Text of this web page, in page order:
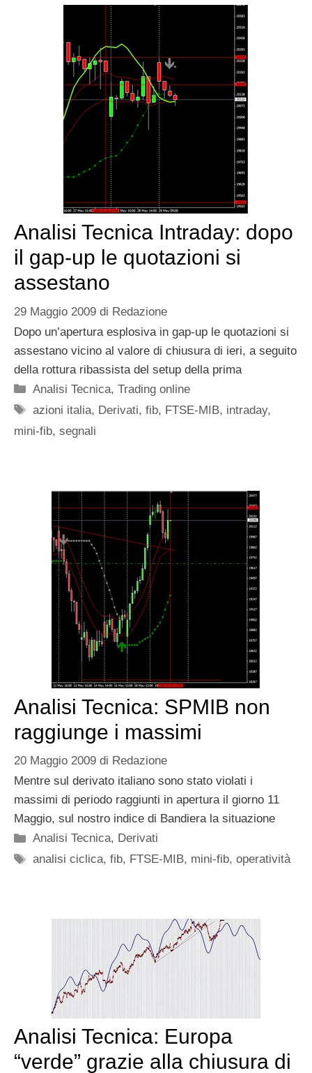
Analisi Tecnica Intraday: dopo
il gap-up le quotazioni si
assestano
29 Maggio 2009 di Redazione
Dopo un’apertura esplosiva in gap-up le quotazioni si
assestano vicino al valore di chiusura di ieri, a seguito
della rottura ribassista del setup della prima
Categorie
Analisi Tecnica,Trading online
Tag
azioni italia, Derivati,fib, FTSE-MIB, intraday,
mini-fib, segnali
Analisi Tecnica: SPMIB non
raggiunge i massimi
20 Maggio 2009 di Redazione
Mentre sul derivato italiano sono stato violati i
massimi di periodo raggiunti in apertura il giorno 11
Maggio, sul nostro indice di Bandiera la situazione
Categorie
Analisi Tecnica, Derivati
Tag
analisi ciclica,fib, FTSE-MIB, mini-fib,operatività
Analisi Tecnica: Europa
“verde” grazie alla chiusura di